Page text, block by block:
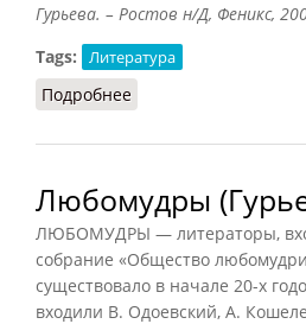
Гурьева. – Ростов н/Д, Феникс,
Tags:
Литература
Подробнее
Любомудры
ЛЮБОМУДРЫ — литераторы,
собрание «Общество
существовало в начале 20-х
входили В. Одоевский, А.